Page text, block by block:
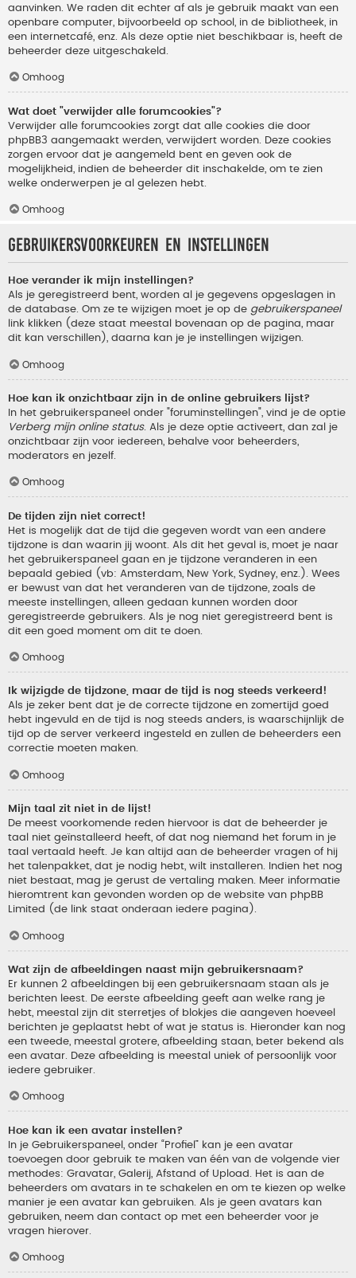
aanvinken. We raden dit echter af als je gebruik maakt van een
openbare computer, bijvoorbeeld op school, in de bibliotheek, in
een internetcafé, enz. Als deze optie niet beschikbaar is, heeft de
beheerder deze uitgeschakeld.
Omhoog
Wat doet "verwijder alle forumcookies"?
Verwijder alle forumcookies zorgt dat alle cookies die door
phpBB3 aangemaakt werden, verwijdert worden. Deze cookies
zorgen ervoor dat je aangemeld bent en geven ook de
mogelijkheid, indien de beheerder dit inschakelde, om te zien
welke onderwerpen je al gelezen hebt.
Omhoog
Gebruikersvoorkeuren en instellingen
Hoe verander ik mijn instellingen?
Als je geregistreerd bent, worden al je gegevens opgeslagen in
de database. Om ze te wijzigen moet je op de gebruikerspaneel
link klikken (deze staat meestal bovenaan op de pagina, maar
dit kan verschillen), daarna kan je je instellingen wijzigen.
Omhoog
Hoe kan ik onzichtbaar zijn in de online gebruikers lijst?
In het gebruikerspaneel onder "foruminstellingen", vind je de optie
Verberg mijn online status. Als je deze optie activeert, dan zal je
onzichtbaar zijn voor iedereen, behalve voor beheerders,
moderators en jezelf.
Omhoog
De tijden zijn niet correct!
Het is mogelijk dat de tijd die gegeven wordt van een andere
tijdzone is dan waarin jij woont. Als dit het geval is, moet je naar
het gebruikerspaneel gaan en je tijdzone veranderen in een
bepaald gebied (vb: Amsterdam, New York, Sydney, enz.). Wees
er bewust van dat het veranderen van de tijdzone, zoals de
meeste instellingen, alleen gedaan kunnen worden door
geregistreerde gebruikers. Als je nog niet geregistreerd bent is
dit een goed moment om dit te doen.
Omhoog
Ik wijzigde de tijdzone, maar de tijd is nog steeds verkeerd!
Als je zeker bent dat je de correcte tijdzone en zomertijd goed
hebt ingevuld en de tijd is nog steeds anders, is waarschijnlijk de
tijd op de server verkeerd ingesteld en zullen de beheerders een
correctie moeten maken.
Omhoog
Mijn taal zit niet in de lijst!
De meest voorkomende reden hiervoor is dat de beheerder je
taal niet geïnstalleerd heeft, of dat nog niemand het forum in je
taal vertaald heeft. Je kan altijd aan de beheerder vragen of hij
het talenpakket, dat je nodig hebt, wilt installeren. Indien het nog
niet bestaat, mag je gerust de vertaling maken. Meer informatie
hieromtrent kan gevonden worden op de website van phpBB
Limited (de link staat onderaan iedere pagina).
Omhoog
Wat zijn de afbeeldingen naast mijn gebruikersnaam?
Er kunnen 2 afbeeldingen bij een gebruikersnaam staan als je
berichten leest. De eerste afbeelding geeft aan welke rang je
hebt, meestal zijn dit sterretjes of blokjes die aangeven hoeveel
berichten je geplaatst hebt of wat je status is. Hieronder kan nog
een tweede, meestal grotere, afbeelding staan, beter bekend als
een avatar. Deze afbeelding is meestal uniek of persoonlijk voor
iedere gebruiker.
Omhoog
Hoe kan ik een avatar instellen?
In je Gebruikerspaneel, onder “Profiel” kan je een avatar
toevoegen door gebruik te maken van één van de volgende vier
methodes: Gravatar, Galerij, Afstand of Upload. Het is aan de
beheerders om avatars in te schakelen en om te kiezen op welke
manier je een avatar kan gebruiken. Als je geen avatars kan
gebruiken, neem dan contact op met een beheerder voor je
vragen hierover.
Omhoog